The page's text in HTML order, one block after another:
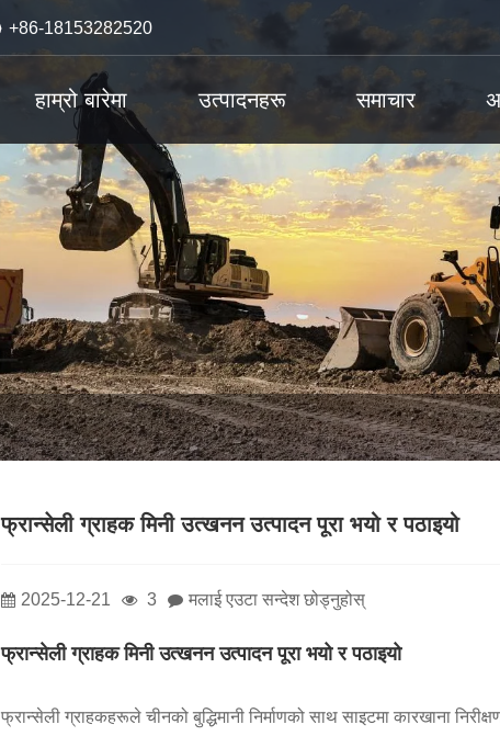
+86-18153282520
हाम्रो बारेमा उत्पादनहरू समाचार
फ्रान्सेली ग्राहक मिनी उत्खनन उत्पादन पूरा भयो र पठाइयो
2025-12-21 3 मलाई एउटा सन्देश छोड्नुहोस्
फ्रान्सेली ग्राहक मिनी उत्खनन उत्पादन पूरा भयो र पठाइयो
फ्रान्सेली ग्राहकहरूले चीनको बुद्धिमानी निर्माणको साथ साइटमा कारखाना